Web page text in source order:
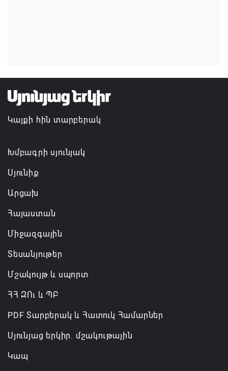
TRIP ծրագրով 120 մլն եվրո ներդրում՝
Հայաստանի մի շարք զբոսաշրջային
կլաստերների զարգացման համար
Կայքի հին տարբերակ
Խմբագրի սյունյակ
Սյունիք
Արցախ
Հայաստան
Միջազգային
Տեսանյութեր
Մշակույթ և սպորտ
ՀՀ ԶՈւ և ՊԲ
PDF Տարբերակ և Հատուկ Համարներ
Սյունյաց երկիր. մշակութային
Կապ